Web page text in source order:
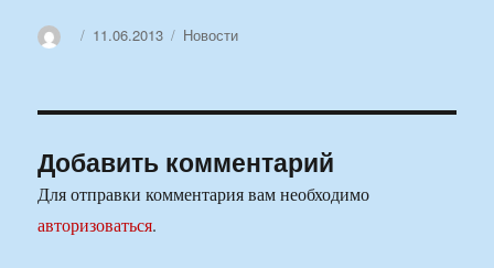
АвторОпубликовано
11.06.2013 Рубрики
Новости
Добавить комментарий
Для отправки комментария вам необходимо
авторизоваться.